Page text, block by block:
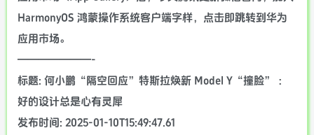
HarmonyOS 鸿蒙操作系统客户端字样，点击即跳转到华为
应用市场。
———————-
标题: 何小鹏“隔空回应”特斯拉焕新 Model Y“撞脸” ：
好的设计总是心有灵犀
发布时间: 2025-01-10T15:49:47.61